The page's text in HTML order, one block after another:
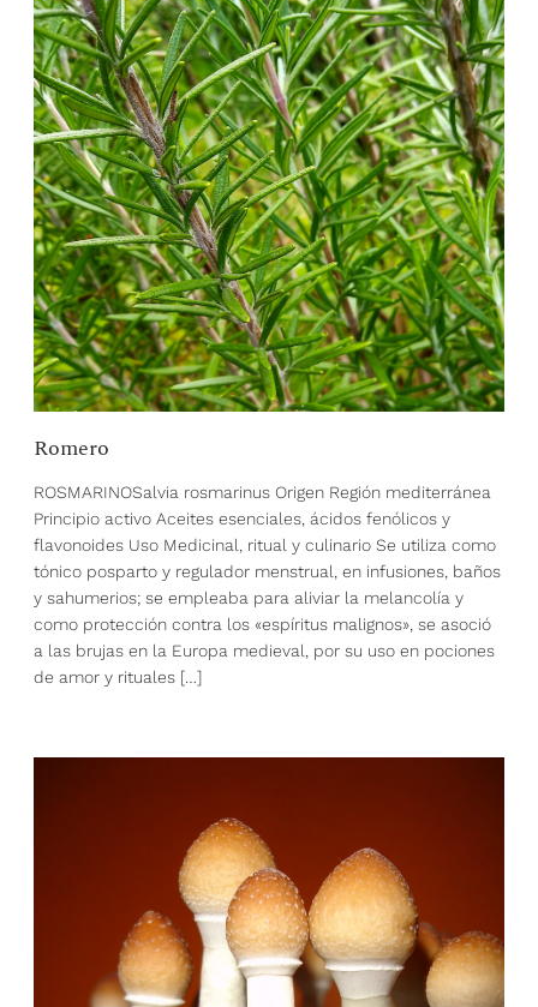
Romero
ROSMARINOSalvia rosmarinus Origen Región mediterránea
Principio activo Aceites esenciales, ácidos fenólicos y
flavonoides Uso Medicinal, ritual y culinario Se utiliza como
tónico posparto y regulador menstrual, en infusiones, baños
y sahumerios; se empleaba para aliviar la melancolía y
como protección contra los «espíritus malignos», se asoció
a las brujas en la Europa medieval, por su uso en pociones
de amor y rituales […]